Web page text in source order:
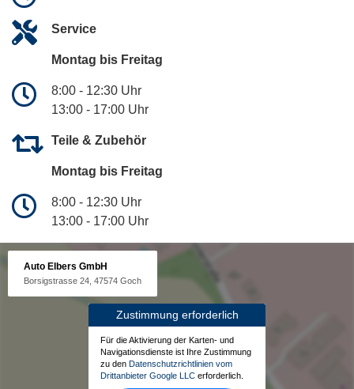
Service
Montag bis Freitag
8:00 - 12:30 Uhr
13:00 - 17:00 Uhr
Teile & Zubehör
Montag bis Freitag
8:00 - 12:30 Uhr
13:00 - 17:00 Uhr
Auto Elbers GmbH
Borsigstrasse 24, 47574 Goch
Zustimmung erforderlich
Für die Aktivierung der Karten- und
Navigationsdienste ist Ihre Zustimmung
zu den Datenschutzrichtlinien vom
Drittanbieter Google LLC erforderlich.